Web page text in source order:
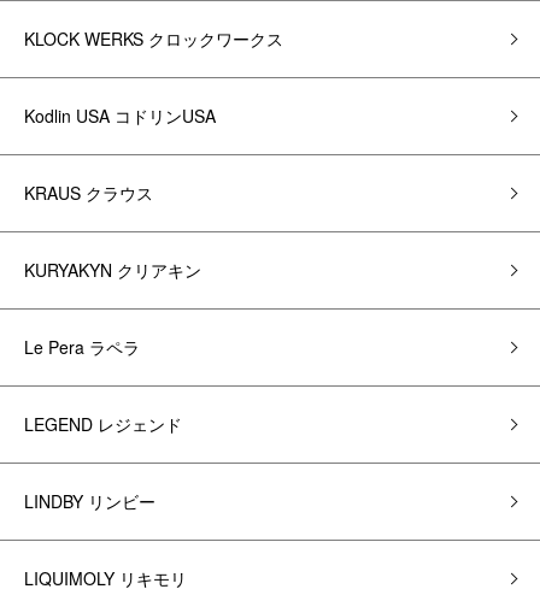
KLOCK WERKS クロックワークス
Kodlin USA コドリンUSA
KRAUS クラウス
KURYAKYN クリアキン
Le Pera ラペラ
LEGEND レジェンド
LINDBY リンビー
LIQUIMOLY リキモリ